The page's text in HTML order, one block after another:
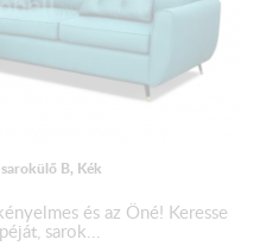
csomagolva szállítjuk!
B, Kék
és az Öné! Keresse
sarok...